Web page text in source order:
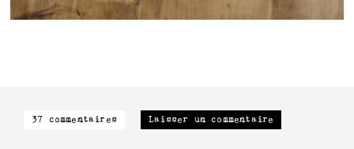
37 commentaires Laisser un commentaire